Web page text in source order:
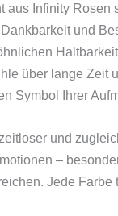
aus Infinity Rosen
und
über lange Zeit
Symbol Ihrer
und
–
Jede Farbe